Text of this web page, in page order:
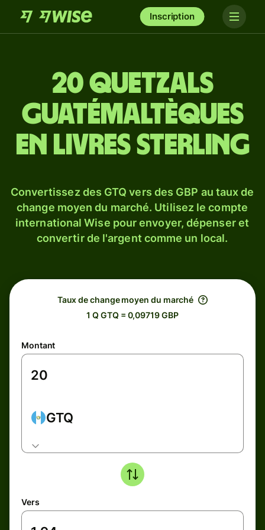
Inscription
20 quetzals
guatémaltèques
en livres sterling
Convertissez des GTQ vers des GBP au taux de
change moyen du marché. Utilisez le compte
international Wise pour envoyer, dépenser et
convertir de l'argent comme un local.
Taux de change moyen du marché
1 Q GTQ = 0,09719 GBP
Montant
GTQ
Vers